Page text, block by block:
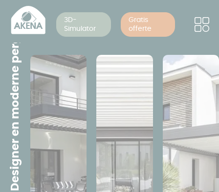
Overslaan
naar
inhoud
gaan
3D-
Simulator
Gratis
offerte
Designer en moderne pergola